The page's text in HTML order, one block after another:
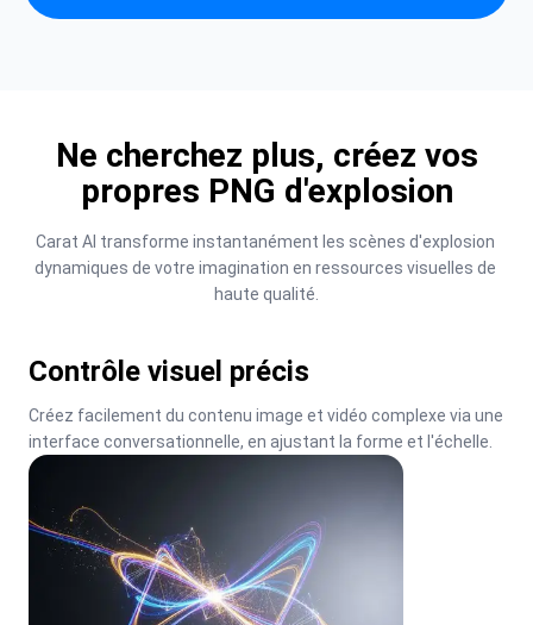
Ne cherchez plus, créez vos
propres PNG d'explosion
Carat AI transforme instantanément les scènes d'explosion
dynamiques de votre imagination en ressources visuelles de
haute qualité.
Contrôle visuel précis
Créez facilement du contenu image et vidéo complexe via une
interface conversationnelle, en ajustant la forme et l'échelle.